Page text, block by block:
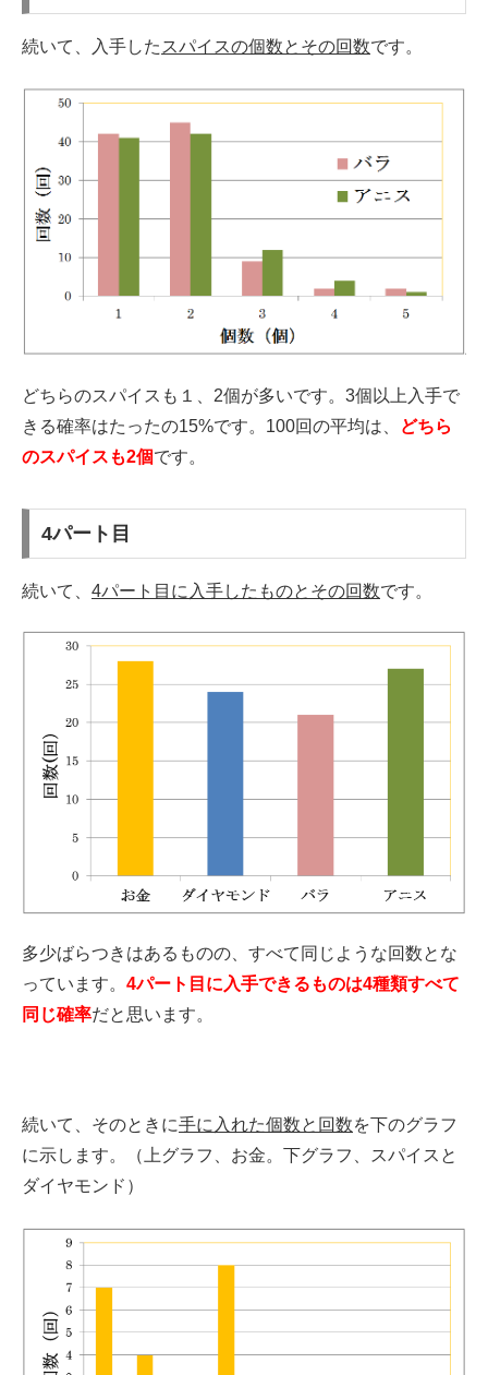
続いて、入手した スパイスの個数とその回数です。
どちらのスパイスも１、2個が多いです。3個以上入手で
きる確率はたったの15%です。100回の平均は、
どちら
のスパイスも2個です。
4パート目
続いて、 4パート目に入手したものとその回数です。
多少ばらつきはあるものの、すべて同じような回数とな
っています。 4パート目に入手できるものは4種類すべて
同じ確率だと思います。
続いて、そのときに手に入れた個数と回数を下のグラフ
に示します。（上グラフ、お金。下グラフ、スパイスと
ダイヤモンド）